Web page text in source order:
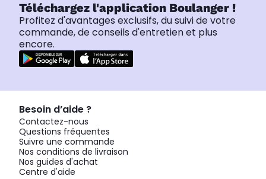
Téléchargez l'application Boulanger !
Profitez d'avantages exclusifs, du suivi de votre
commande, de conseils d'entretien et plus
encore.
Besoin d’aide ?
Contactez-nous
Questions fréquentes
Suivre une commande
Nos conditions de livraison
Nos guides d'achat
Centre d'aide